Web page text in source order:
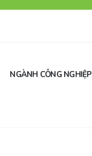
NGÀNH CÔNG NGHIỆP